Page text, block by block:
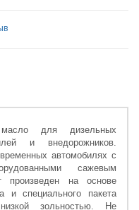
масло для дизельных
и внедорожников.
автомобилях с
сажевым
произведен на основе
и специального пакета
низкой зольностью. Не